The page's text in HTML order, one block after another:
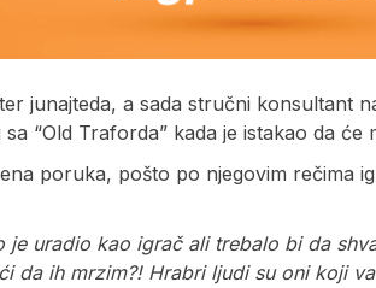
junajteda, a sada stručni konsultant
“Old Traforda” kada je istakao da
poruka, pošto po njegovim rečima
je uradio kao igrač ali trebalo bi da
da ih mrzim?! Hrabri ljudi su oni koji